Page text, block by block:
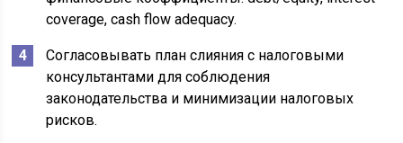
coverage, cash flow adequacy.
Согласовывать план слияния с налоговыми
консультантами для соблюдения
законодательства и минимизации налоговых
рисков.